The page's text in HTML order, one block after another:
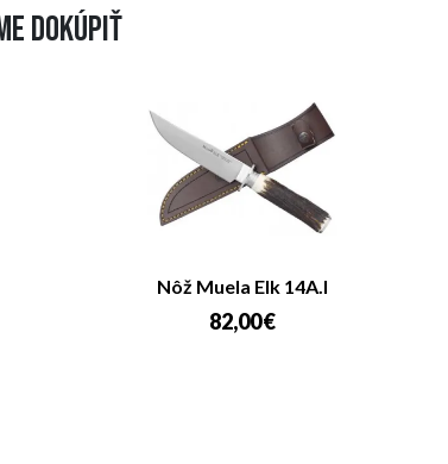
dokúpiť
Nôž Muela Elk 14A.I
82,00 €